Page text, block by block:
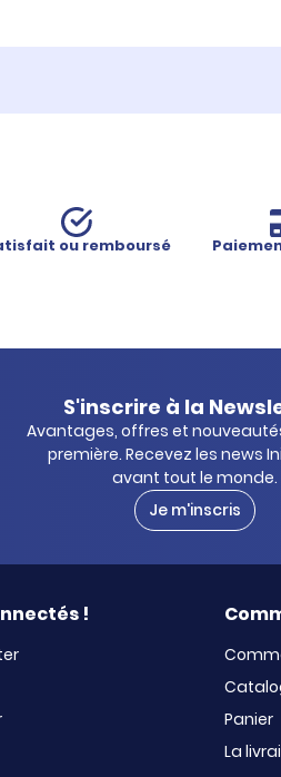
ou remboursé
S'inscrire à la
Avantages, offres et
première. Recevez les news
avant tout le monde.
Je m'inscris
!
Panier
La